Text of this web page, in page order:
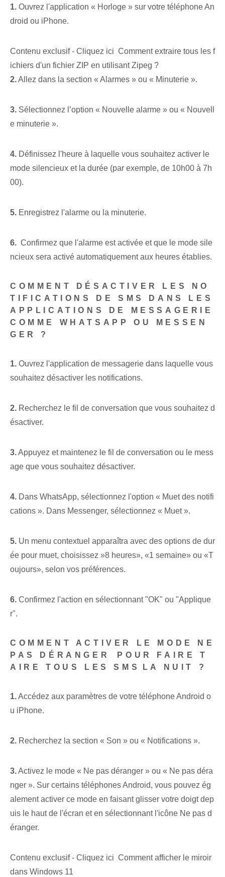
1. Ouvrez l'application « Horloge »⁢ sur votre ‌téléphone An
droid ou⁤ iPhone.
Contenu exclusif - Cliquez ici Comment extraire tous les f
ichiers d'un fichier ZIP en utilisant Zipeg ?
2.Allez dans la section « Alarmes » ou « Minuterie ».
3. Sélectionnez l’option « Nouvelle alarme » ou « Nouvell
e minuterie ».
4. Définissez l'heure à laquelle vous souhaitez activer le
mode silencieux et la durée (par exemple, de 10h00 à 7h
00).
5. Enregistrez l'alarme ou la minuterie.
6. ‍ Confirmez que l'alarme est activée et que le mode sile
ncieux sera activé automatiquement aux heures établies.
COMMENT DÉSACTIVER LES NO
TIFICATIONS DE SMS DANS LES
APPLICATIONS DE MESSAGERIE
COMME WHATSAPP OU MESSEN
GER ?
1. Ouvrez l'application de messagerie dans laquelle vous
souhaitez désactiver les notifications.
2. Recherchez le fil de ⁣conversation⁤ que vous souhaitez d
ésactiver.
3.Appuyez et maintenez le fil de conversation ou le mess
age que vous souhaitez désactiver.
4. ​Dans ‌WhatsApp, sélectionnez l'option « Muet des notifi
cations ».‌ Dans ‍Messenger, sélectionnez « Muet ».
5. Un menu contextuel⁢ apparaîtra avec des options de dur
ée pour ⁣muet, choisissez ⁢»8 heures», «1 semaine» ou «T
oujours», selon vos préférences.
6. Confirmez l'action en sélectionnant "OK" ou "Applique
r".
COMMENT ACTIVER LE MODE NE
PAS DÉRANGER⁣ POUR FAIRE T
AIRE TOUS LES SMS⁤LA NUIT ?
1.Accédez aux paramètres de votre téléphone Android o
u iPhone.
2. Recherchez la section « Son » ou « Notifications ».
3.Activez le mode « Ne pas déranger » ou « Ne pas déra
nger ». Sur certains téléphones Android, vous pouvez ég
alement activer ce mode en faisant glisser votre doigt dep
uis le haut de l'écran et en sélectionnant l'icône Ne pas d
éranger.
Contenu exclusif - Cliquez ici Comment afficher le miroir
dans Windows 11